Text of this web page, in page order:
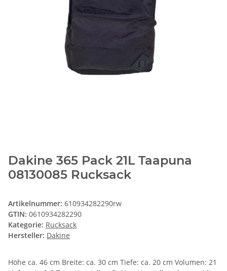
Dakine 365 Pack 21L Taapuna
08130085 Rucksack
Artikelnummer: 610934282290rw
GTIN: 0610934282290
Kategorie: Rucksack
Hersteller: Dakine
Höhe ca. 46 cm Breite: ca. 30 cm Tiefe: ca. 20 cm Volumen: 21